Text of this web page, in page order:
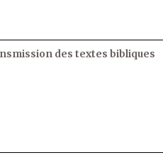
des textes bibliques